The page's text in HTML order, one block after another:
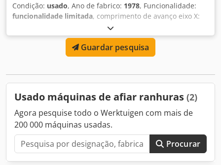
Condição: usado, Ano de fabrico: 1978, Funcionalidade:
funcionalidade limitada, comprimento de avanço eixo X:
, comprimento de retificação:
do centro:125 mm, diâmetro de retificação:250 mm, À
venda, máquina de retificação de estrias modelo 3451 G
Stanko, diâmetro 250 mm, comprimento da peça de
Aezqt Uasfkof
Guardar pesquisa
Usado máquinas de afiar ranhuras (2)
Agora pesquise todo o Werktuigen com mais de
200 000 máquinas usadas.
Procurar